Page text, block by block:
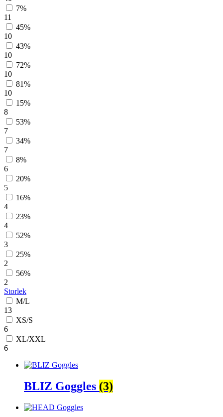
7%
11
45%
10
43%
10
72%
10
81%
10
15%
8
53%
7
34%
7
8%
6
20%
5
16%
4
23%
4
52%
3
25%
2
56%
2
Storlek
M/L
13
XS/S
6
XL/XXL
6
BLIZ Goggles (3)